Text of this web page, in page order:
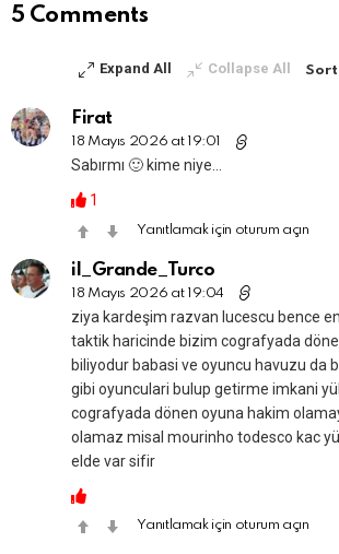
yazın
5 Comments
Expand All Collapse All
Firat
18 Mayıs 2026 at 19:01
Sabırmı 🙂 kime niye…
1
Yanıtlamak için oturum açın
il_Grande_Turco
18 Mayıs 2026 at 19:04
ziya kardeşim razvan lucescu bence
taktik haricinde bizim cografyada
biliyodur babasi ve oyuncu havuzu da
gibi oyunculari bulup getirme imkani
cografyada dönen oyuna hakim
olamaz misal mourinho todesco kac
elde var sifir
Yanıtlamak için oturum açın